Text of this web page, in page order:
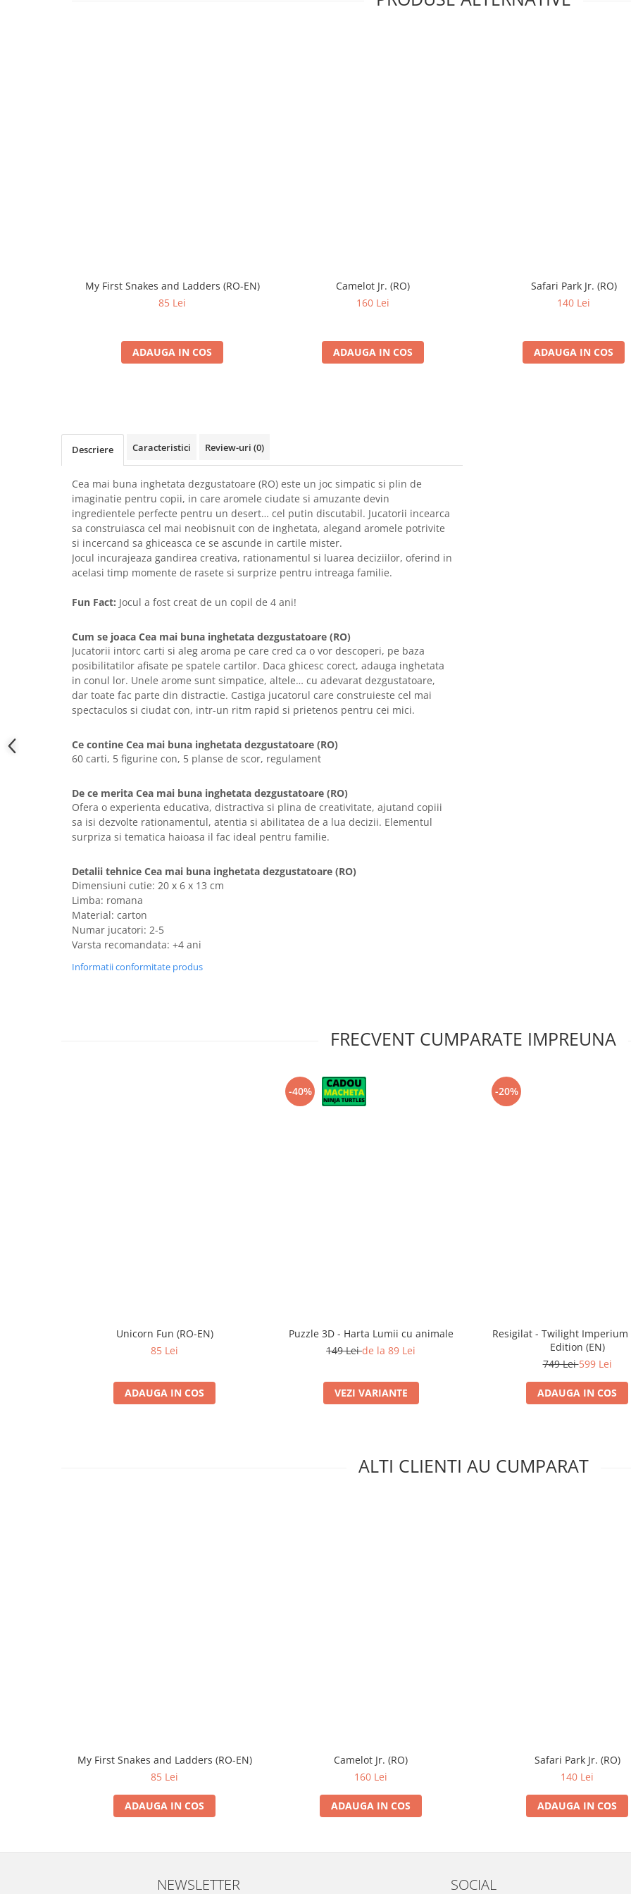
My First Snakes and Ladders (RO-EN)
85 Lei
ADAUGA IN COS
Camelot Jr. (RO)
160 Lei
ADAUGA IN COS
Safari Park Jr. (RO)
140 Lei
ADAUGA IN COS
Descriere Caracteristici Review-uri (0)
Cea mai buna inghetata dezgustatoare (RO) este un joc simpatic si plin de
imaginatie pentru copii, in care aromele ciudate si amuzante devin
ingredientele perfecte pentru un desert… cel putin discutabil. Jucatorii incearca
sa construiasca cel mai neobisnuit con de inghetata, alegand aromele potrivite
si incercand sa ghiceasca ce se ascunde in cartile mister.
Jocul incurajeaza gandirea creativa, rationamentul si luarea deciziilor, oferind in
acelasi timp momente de rasete si surprize pentru intreaga familie.
Fun Fact: Jocul a fost creat de un copil de 4 ani!
Cum se joaca Cea mai buna inghetata dezgustatoare (RO)
Jucatorii intorc carti si aleg aroma pe care cred ca o vor descoperi, pe baza
posibilitatilor afisate pe spatele cartilor. Daca ghicesc corect, adauga inghetata
in conul lor. Unele arome sunt simpatice, altele… cu adevarat dezgustatoare,
dar toate fac parte din distractie. Castiga jucatorul care construieste cel mai
spectaculos si ciudat con, intr-un ritm rapid si prietenos pentru cei mici.
Ce contine Cea mai buna inghetata dezgustatoare (RO)
60 carti, 5 figurine con, 5 planse de scor, regulament
De ce merita Cea mai buna inghetata dezgustatoare (RO)
Ofera o experienta educativa, distractiva si plina de creativitate, ajutand copiii
sa isi dezvolte rationamentul, atentia si abilitatea de a lua decizii. Elementul
surpriza si tematica haioasa il fac ideal pentru familie.
Detalii tehnice Cea mai buna inghetata dezgustatoare (RO)
Dimensiuni cutie: 20 x 6 x 13 cm
Limba: romana
Material: carton
Numar jucatori: 2-5
Varsta recomandata: +4 ani
Informatii conformitate produs
FRECVENT CUMPARATE IMPREUNA
Unicorn Fun (RO-EN)
85 Lei
ADAUGA IN COS
-40%
Puzzle 3D - Harta Lumii cu animale
149 Leide la 89 Lei
VEZI VARIANTE
-20%
Resigilat - Twilight Imperium
Edition (EN)
749 Lei599 Lei
ADAUGA IN COS
ALTI CLIENTI AU CUMPARAT
My First Snakes and Ladders (RO-EN)
85 Lei
ADAUGA IN COS
Camelot Jr. (RO)
160 Lei
ADAUGA IN COS
Safari Park Jr. (RO)
140 Lei
ADAUGA IN COS
NEWSLETTER SOCIAL